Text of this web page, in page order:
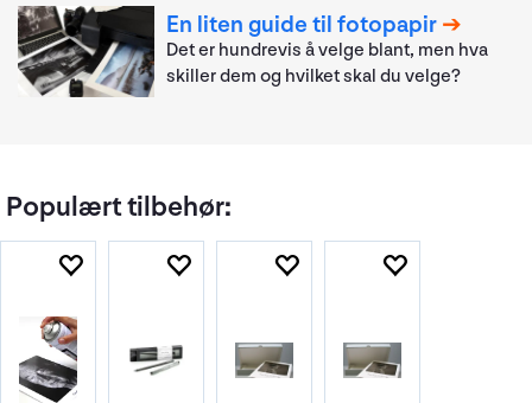
En liten guide til fotopapir
Det er hundrevis å velge blant, men hva
skiller dem og hvilket skal du velge?
Populært tilbehør: